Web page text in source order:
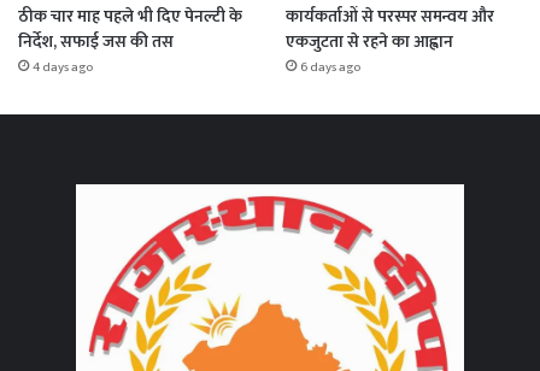
ठीक चार माह पहले भी दिए पेनल्टी के
निर्देश, सफाई जस की तस
4 days ago
कार्यकर्ताओं से परस्पर समन्वय और
एकजुटता से रहने का आह्वान
6 days ago